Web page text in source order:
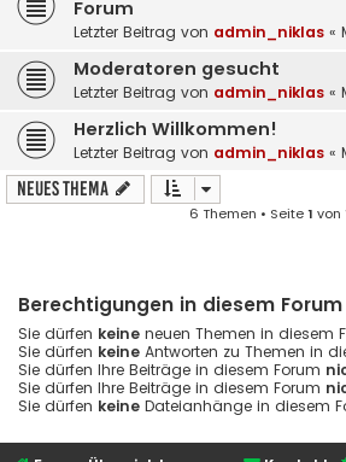
Forum
Letzter Beitrag von admin_niklas «
Moderatoren gesucht
Letzter Beitrag von admin_niklas «
Herzlich Willkommen!
Letzter Beitrag von admin_niklas «
Neues Thema
6 Themen • Seite1 von
Berechtigungen in diesem Forum
Sie dürfen keine neuen Themen in diesem
Sie dürfen keine Antworten zu Themen in
Sie dürfen Ihre Beiträge in diesem Forum
Sie dürfen Ihre Beiträge in diesem Forum
Sie dürfen keine Dateianhänge in diesem